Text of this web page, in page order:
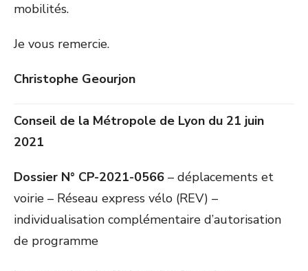
mobilités.
Je vous remercie.
Christophe Geourjon
Conseil de la Métropole de Lyon du 21 juin
2021
Dossier N° CP-2021-0566 – déplacements et
voirie – Réseau express vélo (REV) –
individualisation complémentaire d’autorisation
de programme